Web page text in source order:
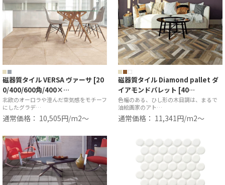
磁器質タイル VERSA ヴァーサ [20
0/400/600角/400×…
北欧のオーロラや澄んだ空気感をモチーフ
にしたグラデ…
通常価格： 10,505円/m2〜
磁器質タイル Diamond pallet ダ
イアモンドパレット [40…
色幅のある、ひし形の木目調は、まるで
油絵画家のアト…
通常価格： 11,341円/m2〜